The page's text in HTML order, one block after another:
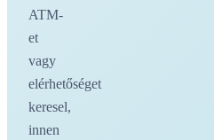
ATM-
et
vagy
elérhetőséget
keresel,
innen